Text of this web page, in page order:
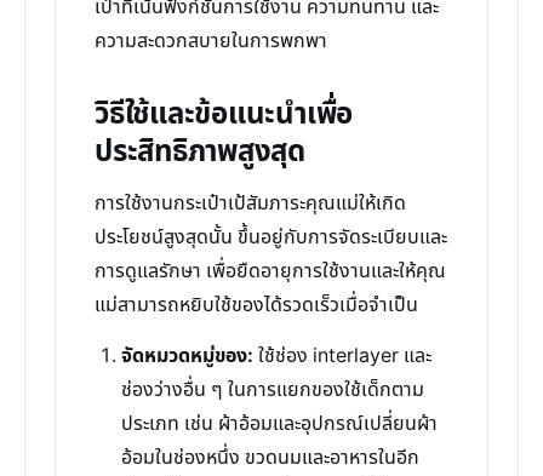
เป๋าที่เน้นฟังก์ชันการใช้งาน ความทนทาน และ
ความสะดวกสบายในการพกพา
วิธีใช้และข้อแนะนำเพื่อ
ประสิทธิภาพสูงสุด
การใช้งานกระเป๋าเป้สัมภาระคุณแม่ให้เกิด
ประโยชน์สูงสุดนั้น ขึ้นอยู่กับการจัดระเบียบและ
การดูแลรักษา เพื่อยืดอายุการใช้งานและให้คุณ
แม่สามารถหยิบใช้ของได้รวดเร็วเมื่อจำเป็น
จัดหมวดหมู่ของ: ใช้ช่อง interlayer และ
ช่องว่างอื่น ๆ ในการแยกของใช้เด็กตาม
ประเภท เช่น ผ้าอ้อมและอุปกรณ์เปลี่ยนผ้า
อ้อมในช่องหนึ่ง ขวดนมและอาหารในอีก